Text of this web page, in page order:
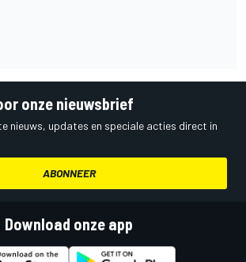
onze nieuwsbrief
nieuws, updates en speciale acties direct in
ABONNEER
Download onze app